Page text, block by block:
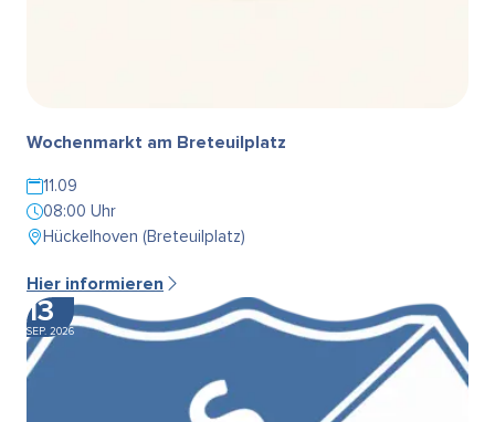
Wochenmarkt am Breteuilplatz
11.09
08:00 Uhr
Hückelhoven (Breteuilplatz)
Hier informieren
13
SEP. 2026